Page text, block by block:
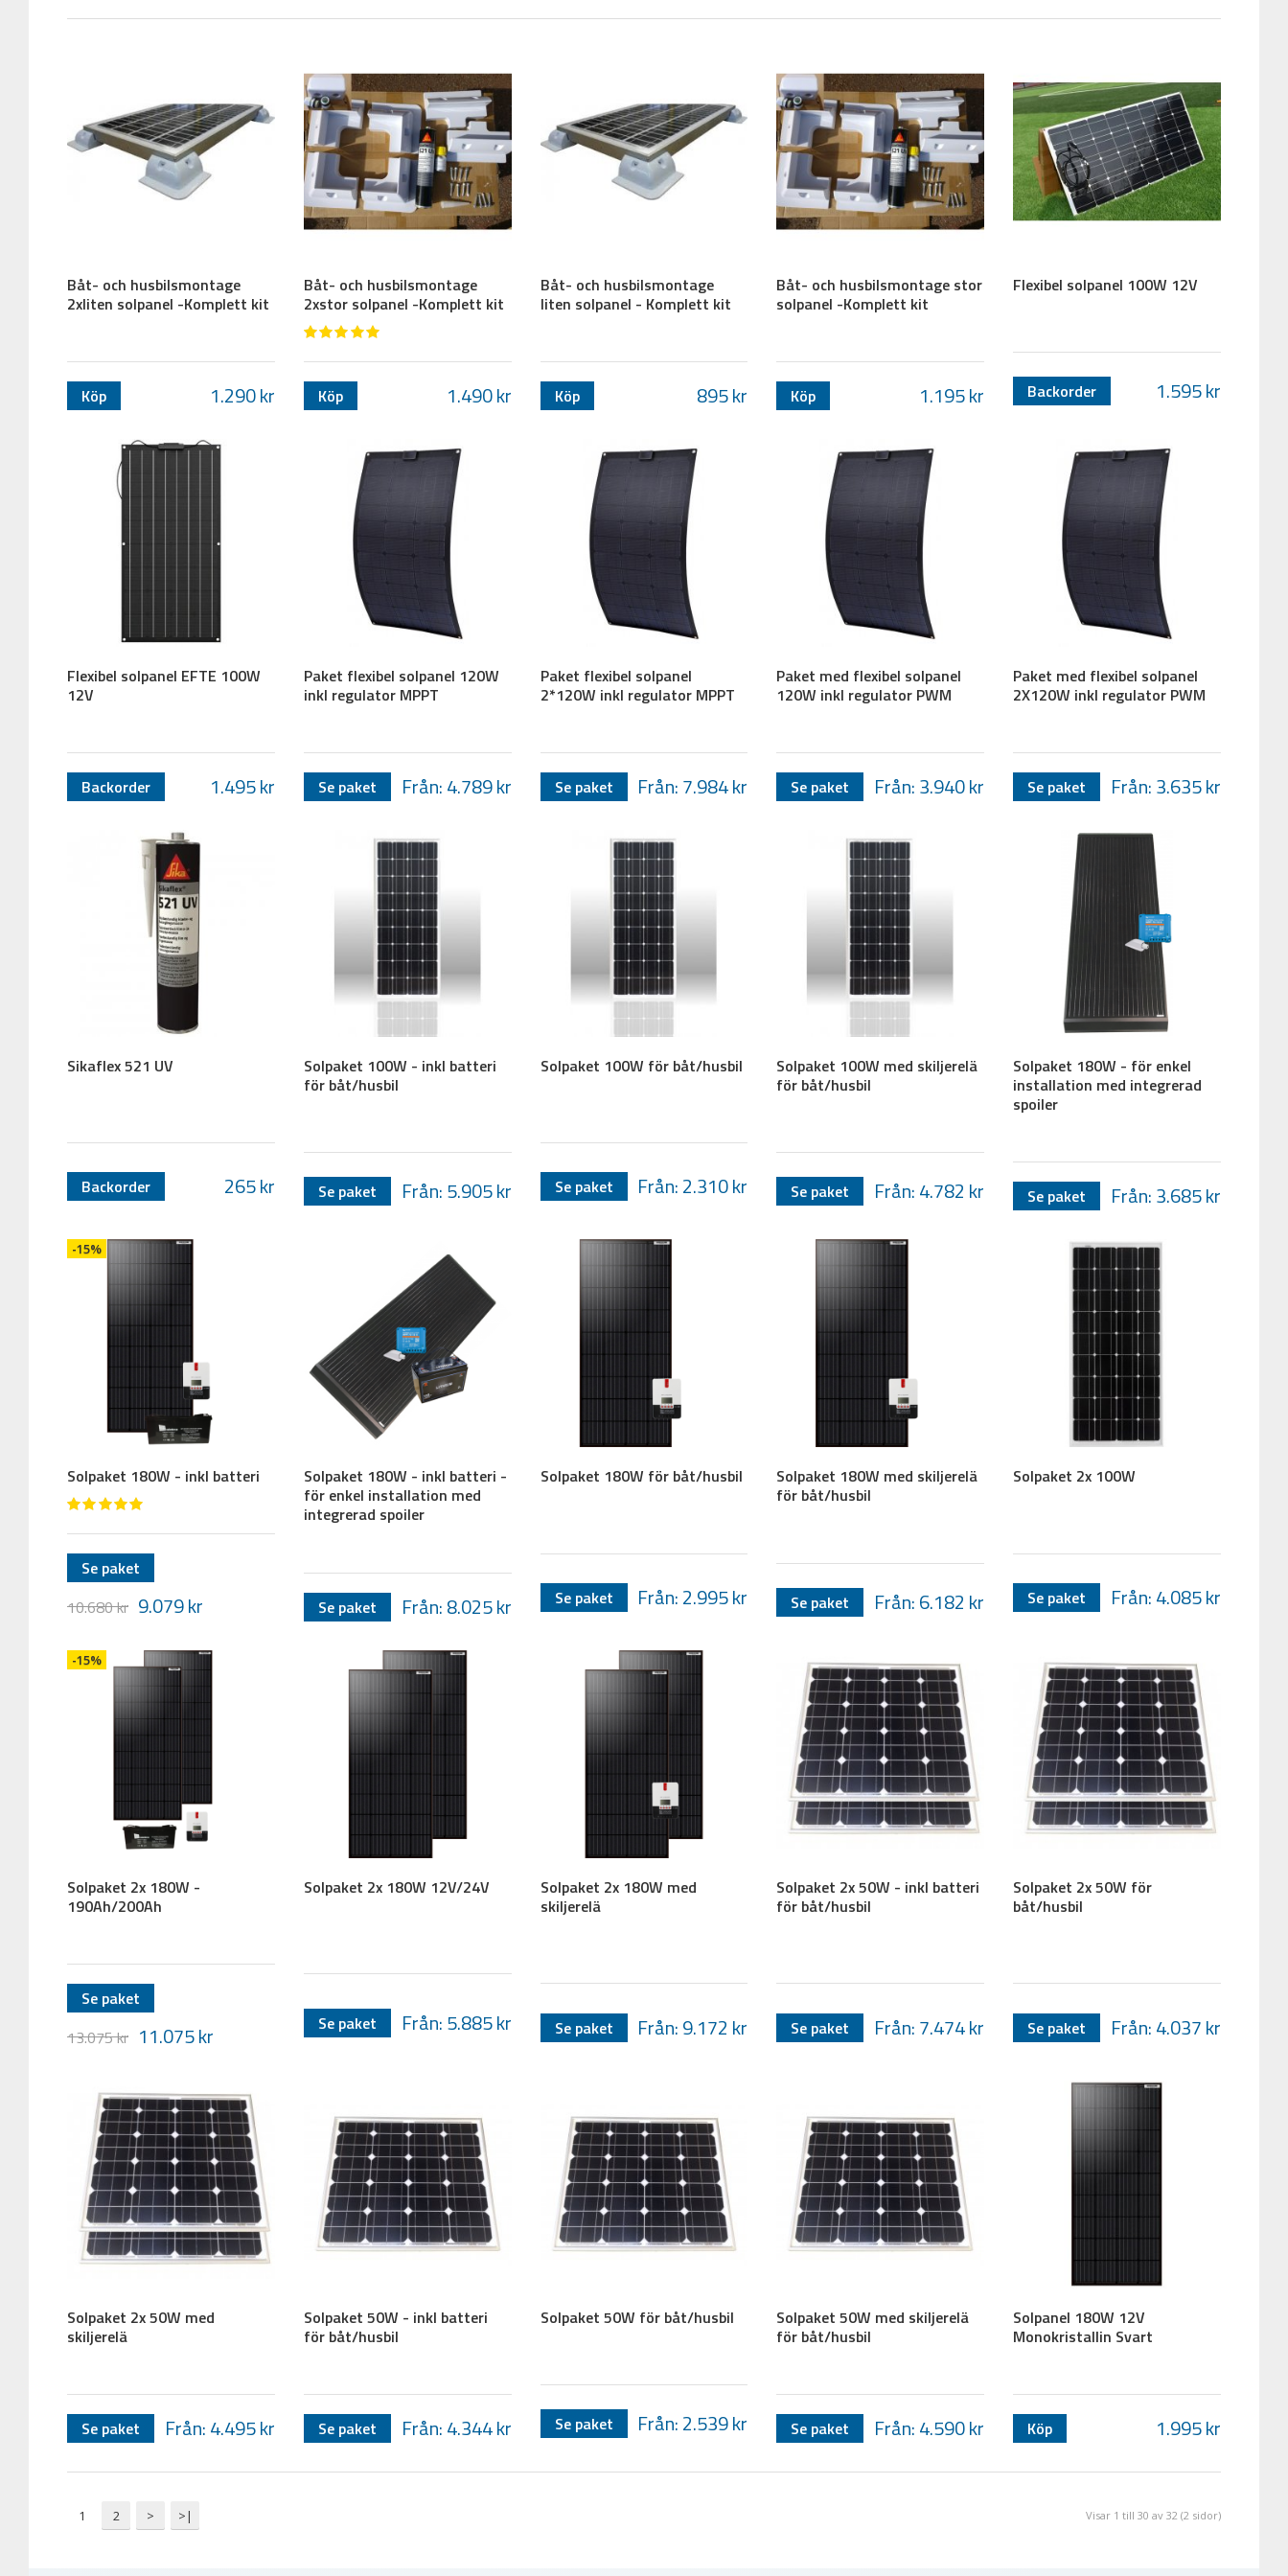
batteriet medan du tar ut elen genom ditt befintliga elsystem.
Teori i all ära! Nu undrar du förmodligen vilken storlek på solcellsystemet du ska ha. Då det är väldigt inviduellt har vi listat ett par förslag på energiförburkare för varje solpaket så du kan få en
uppfattning vad som passar just
- För små förbrukare som inte används så ofta, ex. telefonladdare, LED-belysning, radio och vattenpump
och2x 50W- För små förbrukare som används lite oftare, ex. telefonladdare, laptop/platta, LED-belysning, radio och energisnåla TV-apparater.
- Som 100W paketet fast här sätter man värde på tillförlitligheten av systemet, dvs. när man väl använder det vill man att det ska fungera.
Har du några frågor är du välkommen att kontakta oss via telefon eller mail.
Båt- och husbilsmontage
2xliten solpanel -Komplett kit
Köp 1.290kr
Båt- och husbilsmontage
2xstor solpanel -Komplett kit
Köp 1.490kr
Båt- och husbilsmontage
liten solpanel - Komplett kit
Köp 895kr
Båt- och husbilsmontage stor
solpanel -Komplett kit
Köp 1.195kr
Flexibel solpanel 100W 12V
Backorder 1.595kr
Flexibel solpanel EFTE 100W
12V
Backorder 1.495kr
Paket flexibel solpanel 120W
inkl regulator MPPT
Se paket Från: 4.789kr
Paket flexibel solpanel
2*120W inkl regulator MPPT
Se paket Från: 7.984kr
Paket med flexibel solpanel
120W inkl regulator PWM
Se paket Från: 3.940kr
Paket med flexibel solpanel
2X120W inkl regulator PWM
Se paket Från: 3.635kr
Sikaflex 521 UV
Backorder 265kr
Solpaket 100W - inkl batteri
för båt/husbil
Se paket Från: 5.905kr
Solpaket 100W för båt/husbil
Se paket Från: 2.310kr
Solpaket 100W med skiljerelä
för båt/husbil
Se paket Från: 4.782 kr
Solpaket 180W - för enkel
installation med integrerad
spoiler
Se paket Från: 3.685kr
Solpaket 180W - inkl batteri
Se paket
10.680kr 9.079kr
-15%
Solpaket 180W - inkl batteri -
för enkel installation med
integrerad spoiler
Se paket Från: 8.025kr
Solpaket 180W för båt/husbil
Se paket Från: 2.995kr
Solpaket 180W med skiljerelä
för båt/husbil
Se paket Från: 6.182 kr
Solpaket 2x 100W
Se paket Från: 4.085kr
Solpaket 2x 180W -
190Ah/200Ah
Se paket
13.075kr 11.075kr
-15%
Solpaket 2x 180W 12V/24V
Se paket Från: 5.885kr
Solpaket 2x 180W med
skiljerelä
Se paket Från: 9.172 kr
Solpaket 2x 50W - inkl batteri
för båt/husbil
Se paket Från: 7.474kr
Solpaket 2x 50W för
båt/husbil
Se paket Från: 4.037kr
Solpaket 2x 50W med
skiljerelä
Se paket Från: 4.495kr
Solpaket 50W - inkl batteri
för båt/husbil
Se paket Från: 4.344kr
Solpaket 50W för båt/husbil
Se paket Från: 2.539kr
Solpaket 50W med skiljerelä
för båt/husbil
Se paket Från: 4.590kr
Solpanel 180W 12V
Monokristallin Svart
Köp 1.995kr
1 2 > >| Visar 1 till 30 av 32 (2 sidor)